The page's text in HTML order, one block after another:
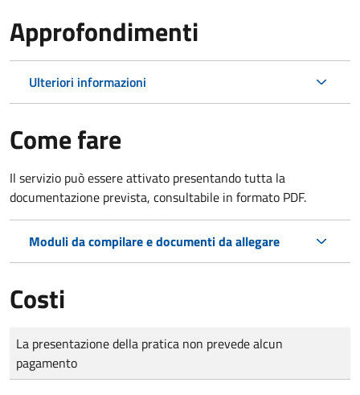
Approfondimenti
Ulteriori informazioni
Come fare
Il servizio può essere attivato presentando tutta la
documentazione prevista, consultabile in formato PDF.
Moduli da compilare e documenti da allegare
Costi
Tipo di pagamento
Importo
La presentazione della pratica non prevede alcun
pagamento